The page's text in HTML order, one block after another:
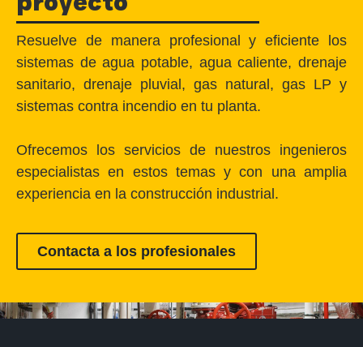
Resuelve de manera profesional y eficiente los
sistemas de agua potable, agua caliente, drenaje
sanitario, drenaje pluvial, gas natural, gas LP y
sistemas contra incendio en tu planta.
Ofrecemos los servicios de nuestros ingenieros
especialistas en estos temas y con una amplia
experiencia en la construcción industrial.
Contacta a los profesionales